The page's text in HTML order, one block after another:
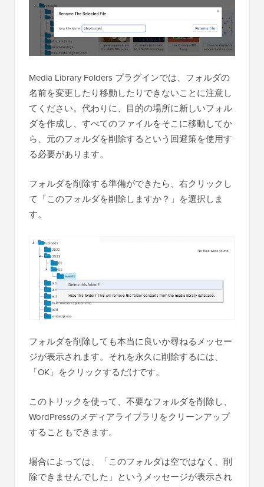
Media Library Folders プラグインでは、フォルダの
名前を変更したり移動したりできないことに注意し
てください。代わりに、目的の場所に新しいフォル
ダを作成し、すべてのファイルをそこに移動してか
ら、元のフォルダを削除するという回避策を使用す
る必要があります。
フォルダを削除する準備ができたら、右クリックし
て「このフォルダを削除しますか？」を選択しま
す。
フォルダを削除しても本当に良いか尋ねるメッセー
ジが表示されます。それを永久に削除するには、
「OK」をクリックするだけです。
このトリックを使って、不要なフォルダを削除し、
WordPressのメディアライブラリをクリーンアップ
することもできます。
場合によっては、「このフォルダは空ではなく、削
除できませんでした」というメッセージが表示され